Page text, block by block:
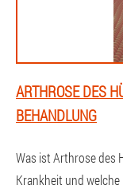
ARTHROSE DES
BEHANDLUNG
Was ist Arthrose des
Krankheit und